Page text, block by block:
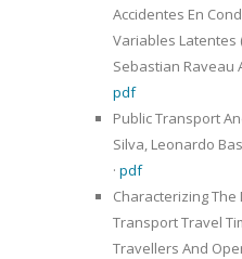
Accidentes En
Variables Latentes
Sebastian Raveau
pdf
Public Transport
Silva, Leonardo
· pdf
Characterizing
Transport Travel
Travellers And